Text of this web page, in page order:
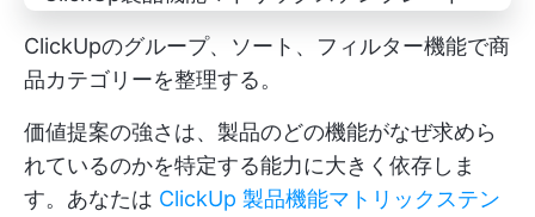
ClickUpのグループ、ソート、フィルター機能で商
品カテゴリーを整理する。
価値提案の強さは、製品のどの機能がなぜ求めら
れているのかを特定する能力に大きく依存しま
す。あなたは ClickUp 製品機能マトリックステン